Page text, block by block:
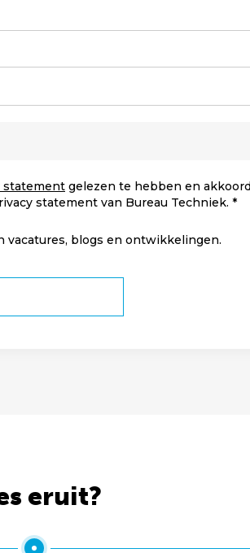
statement gelezen te hebben en
statement van Bureau Techniek.
vacatures, blogs en ontwikkelingen.
eruit?